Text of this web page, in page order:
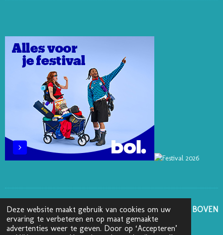
Deze website maakt gebruik van cookies om uw
ervaring te verbeteren en op maat gemaakte
advertenties weer te geven. Door op ‘Accepteren’
E
S
T
I
N
O
R
M
GA NAAR BOVEN
© 2025 - 2026 Boekenblog van Ann